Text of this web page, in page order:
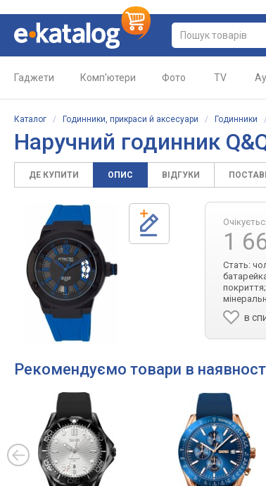
Гаджети Комп'ютери Фото TV
Каталог / Годинники, прикраси й аксесуари / Годинники
Наручний годинник
ДЕ КУПИТИ ОПИС ВІДГУКИ
1
Стать:
в
Рекомендуємо товари в